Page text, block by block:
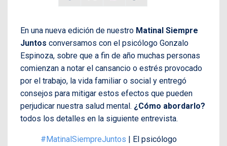
En una nueva edición de nuestro Matinal Siempre
Juntos conversamos con el psicólogo Gonzalo
Espinoza, sobre que a fin de año muchas personas
comienzan a notar el cansancio o estrés provocado
por el trabajo, la vida familiar o social y entregó
consejos para mitigar estos efectos que pueden
perjudicar nuestra salud mental. ¿Cómo abordarlo?
todos los detalles en la siguiente entrevista.
#MatinalSiempreJuntos | El psicólogo